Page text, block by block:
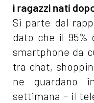
i ragazzi nati
Si parte dal
dato che il 95%
smartphone da
tra chat,
ne guardano
settimana – il